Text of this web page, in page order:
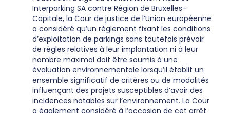
Interparking SA contre Région de Bruxelles-
Capitale, la Cour de justice de l’Union européenne
a considéré qu’un règlement fixant les conditions
d’exploitation de parkings sans toutefois prévoir
de règles relatives à leur implantation ni à leur
nombre maximal doit être soumis à une
évaluation environnementale lorsqu’il établit un
ensemble significatif de critères ou de modalités
influençant des projets susceptibles d’avoir des
incidences notables sur l’environnement. La Cour
a également considéré à l’occasion de cet arrêt